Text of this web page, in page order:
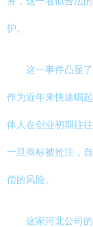
护。
这一事件凸显
作为近年来快速崛
体人在创业初期往
一旦商标被抢注，
偿的风险。
这家河北公司